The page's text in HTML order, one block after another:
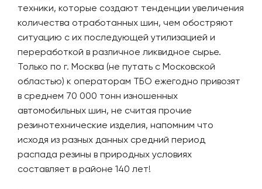
техники, которые создают тенденции увеличения
количества отработанных шин, чем обостряют
ситуацию с их последующей утилизацией и
переработкой в различное ликвидное сырье.
Только по г. Москва (не путать с Московской
областью) к операторам ТБО ежегодно привозят
в среднем 70 000 тонн изношенных
автомобильных шин, не считая прочие
резинотехнические изделия, напомним что
исходя из разных данных средний период
распада резины в природных условиях
составляет в районе 140 лет!